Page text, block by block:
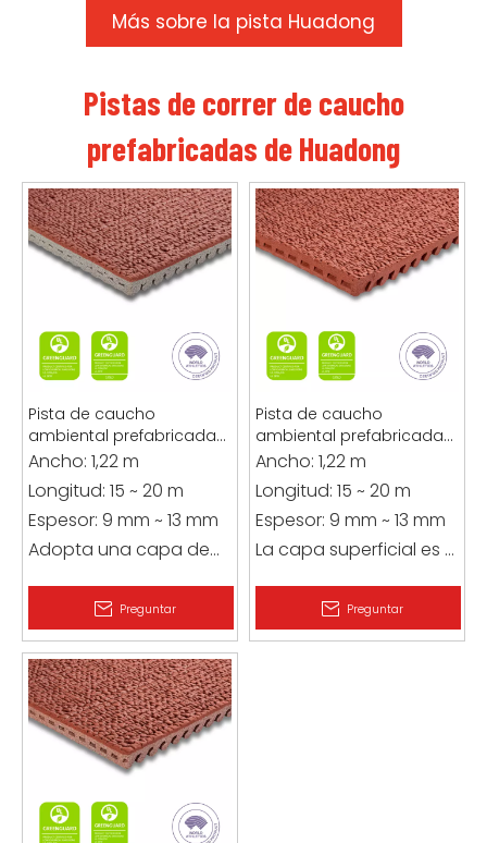
Más sobre la pista Huadong
Pistas de correr de caucho
prefabricadas de Huadong
Pista de caucho
ambiental prefabricada
GOMER
Ancho: 1,22 m
Longitud: 15 ~ 20 m
Espesor: 9 mm ~ 13 mm
Adopta una capa de
mm de espesor y un
diseño de estructura
integrada de doble
capa de capa inferior
gris de 9 mm de
espesor, que es
con el medio ambiente.
Preguntar
Pista de caucho
ambiental prefabricada
GOTER
Ancho: 1,22 m
Longitud: 15 ~ 20 m
Espesor: 9 mm ~ 13 mm
La capa superficial es el
capa inferior y está
hecha de caucho
Preguntar